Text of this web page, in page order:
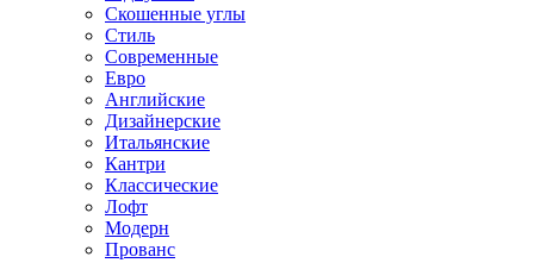
Скошенные углы
Стиль
Современные
Евро
Английские
Дизайнерские
Итальянские
Кантри
Классические
Лофт
Модерн
Прованс